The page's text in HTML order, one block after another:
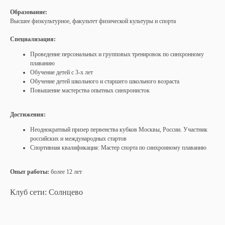
Образование:
Высшее физкультурное, факультет физической культуры и спорта
Специализация:
Проведение персональных и групповых тренировок по синхронному
плаванию
Обучение детей с 3-х лет
Обучение детей школьного и старшего школьного возраста
Повышение мастерства опытных синхронисток
Достижения:
Неоднократный призер первенства кубков Москвы, России. Участник
российских и международных стартов
Спортивная квалификация: Мастер спорта по синхронному плаванию
Опыт работы: более 12 лет
Клуб сети: Солнцево